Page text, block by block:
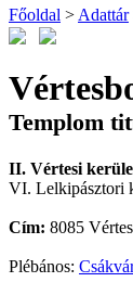
Főoldal > Adattár
Templom
II. Vértesi
VI. Lelkipásztori
Cím: 8085
Plébános: